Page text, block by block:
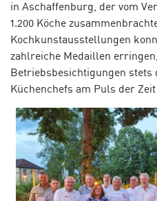
in Aschaffenburg, der vom
1.200 Köche
Kochkunstausstellungen
zahlreiche Medaillen
Betriebsbesichtigungen stets
Küchenchefs am Puls der